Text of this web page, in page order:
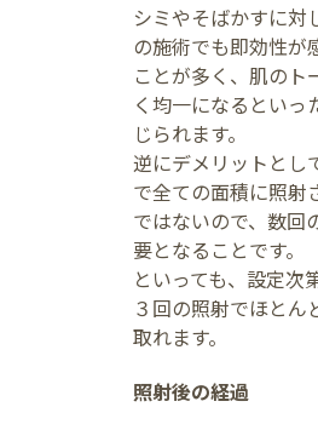
シミやそばかすに対
の施術でも即効性が
ことが多く、肌のト
く均一になるといっ
じられます。
逆にデメリットとし
で全ての面積に照射
ではないので、数回
要となることです。
といっても、設定次
３回の照射でほとん
取れます。
照射後の経過